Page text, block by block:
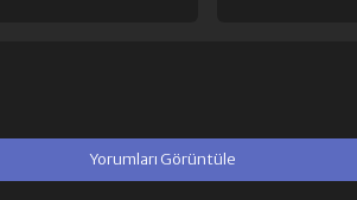
Yorumları Görüntüle